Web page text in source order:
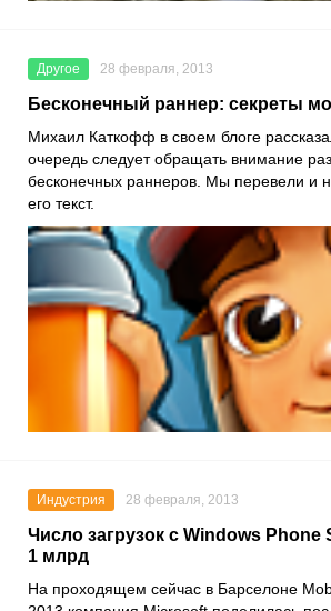
Другое 28 февраля, 2013
Бесконечный раннер: секреты
Михаил Каткофф в своем блоге
очередь следует обращать внимание
бесконечных раннеров. Мы перевели и
его текст.
Индустрия 28 февраля, 2013
Число загрузок с Windows Phone
1 млрд
На проходящем сейчас в Барселоне